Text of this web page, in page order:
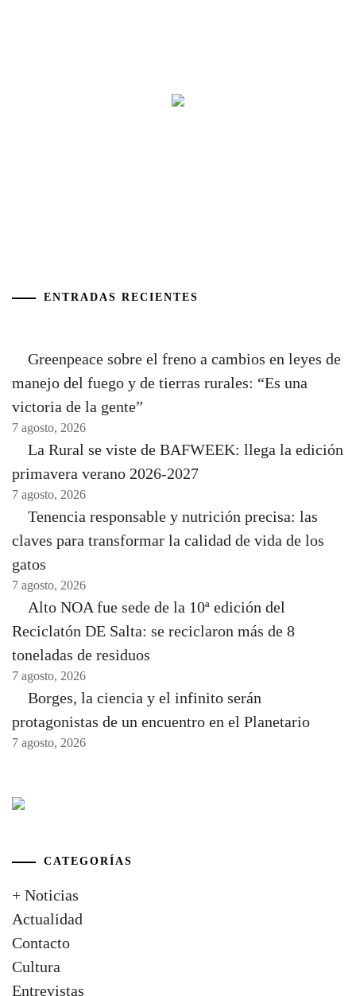
ENTRADAS RECIENTES
Greenpeace sobre el freno a cambios en leyes de
manejo del fuego y de tierras rurales: “Es una
victoria de la gente”
7 agosto, 2026
La Rural se viste de BAFWEEK: llega la edición
primavera verano 2026-2027
7 agosto, 2026
Tenencia responsable y nutrición precisa: las
claves para transformar la calidad de vida de los
gatos
7 agosto, 2026
Alto NOA fue sede de la 10ª edición del
Reciclatón DE Salta: se reciclaron más de 8
toneladas de residuos
7 agosto, 2026
Borges, la ciencia y el infinito serán
protagonistas de un encuentro en el Planetario
7 agosto, 2026
CATEGORÍAS
+ Noticias
Actualidad
Contacto
Cultura
Entrevistas